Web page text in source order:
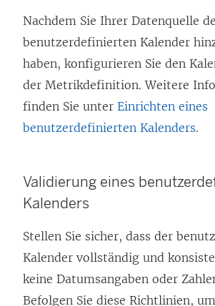
Nachdem Sie Ihrer Datenquelle
benutzerdefinierten Kalender
haben, konfigurieren Sie den
der Metrikdefinition. Weitere
finden Sie unter Einrichten eines
benutzerdefinierten Kalenders.
Validierung eines
Kalenders
Stellen Sie sicher, dass der
Kalender vollständig und
keine Datumsangaben oder
Befolgen Sie diese Richtlinien, um